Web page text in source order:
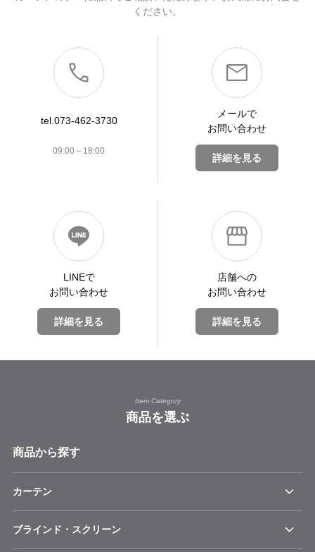
ください。
tel.073-462-3730
09:00～18:00
メールで
お問い合わせ
詳細を見る
LINEで
お問い合わせ
詳細を見る
店舗への
お問い合わせ
詳細を見る
Item Category
商品を選ぶ
商品から探す
カーテン
ブラインド・スクリーン